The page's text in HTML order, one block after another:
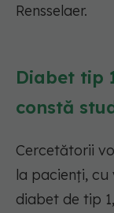
Rensselaer.
Diabet tip
constă
Cercetătorii
la pacienți, cu
diabet de tip